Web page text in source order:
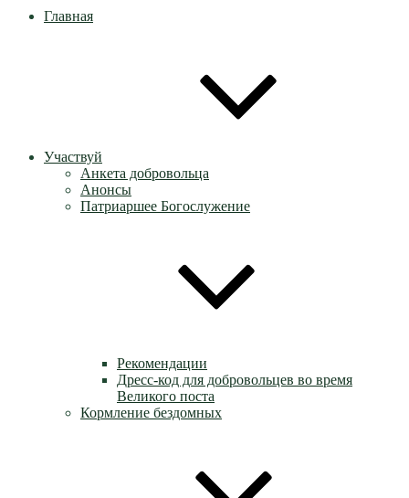
Главная
Участвуй
Анкета добровольца
Анонсы
Патриаршее Богослужение
Рекомендации
Дресс-код для добровольцев во время
Великого поста
Кормление бездомных